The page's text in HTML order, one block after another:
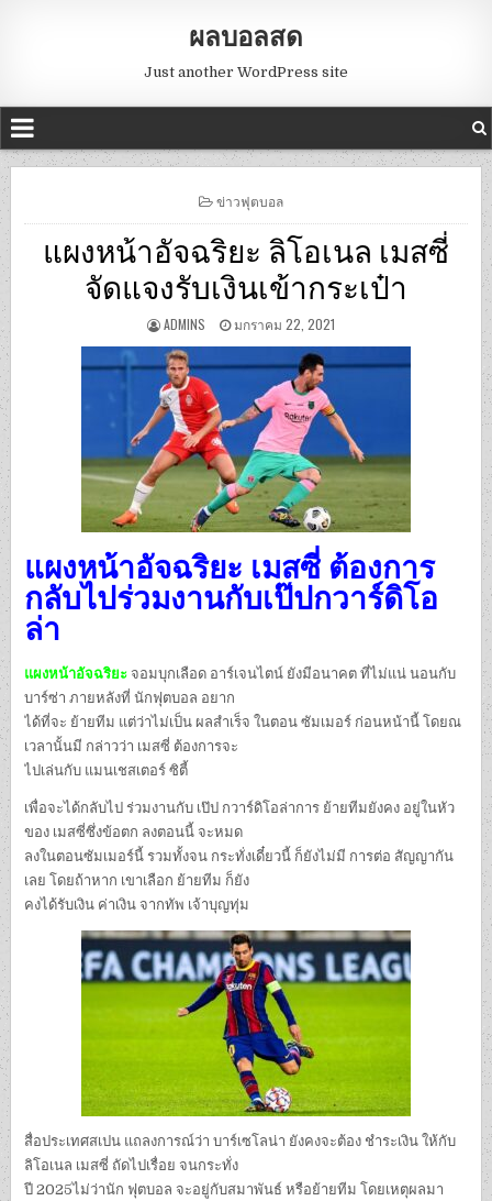
ผลบอลสด
Just another WordPress site
POSTED
ข่าวฟุตบอล
แผงหน้าอัจฉริยะ ลิโอเนล เมสซี่
จัดแจงรับเงินเข้ากระเป๋า
ADMINS มกราคม 22, 2021
แผงหน้าอัจฉริยะ เมสซี่ ต้องการ
กลับไปร่วมงานกับเป๊ปกวาร์ดิโอ
ล่า
แผงหน้าอัจฉริยะ จอมบุกเลือด อาร์เจนไตน์ ยังมีอนาคต ที่ไม่แน่ นอนกับ
บาร์ซ่า ภายหลังที่ นักฟุตบอล อยาก
ได้ที่จะ ย้ายทีม แต่ว่าไม่เป็น ผลสำเร็จ ในตอน ซัมเมอร์ ก่อนหน้านี้ โดยณ
เวลานั้นมี กล่าวว่า เมสซี่ ต้องการจะ
ไปเล่นกับ แมนเชสเตอร์ ซิตี้
เพื่อจะได้กลับไป ร่วมงานกับ เป๊ป กวาร์ดิโอล่าการ ย้ายทีมยังคง อยู่ในหัว
ของ เมสซี่ซึ่งข้อตก ลงตอนนี้ จะหมด
ลงในตอนซัมเมอร์นี้ รวมทั้งจน กระทั่งเดี๋ยวนี้ ก็ยังไม่มี การต่อ สัญญากัน
เลย โดยถ้าหาก เขาเลือก ย้ายทีม ก็ยัง
คงได้รับเงิน ค่าเงิน จากทัพ เจ้าบุญทุ่ม
สื่อประเทศสเปน แถลงการณ์ว่า บาร์เซโลน่า ยังคงจะต้อง ชำระเงิน ให้กับ
ลิโอเนล เมสซี่ ถัดไปเรื่อย จนกระทั่ง
ปี 2025ไม่ว่านัก ฟุตบอล จะอยู่กับสมาพันธ์ หรือย้ายทีม โดยเหตุผลมา